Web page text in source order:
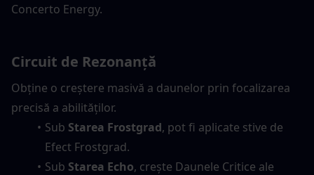
Concerto Energy.
Circuit de Rezonanță
Obține o creștere masivă a daunelor prin focalizarea
precisă a abilităților.
Sub Starea Frostgrad, pot fi aplicate stive de
Efect Frostgrad.
Sub Starea Echo, crește Daunele Critice ale